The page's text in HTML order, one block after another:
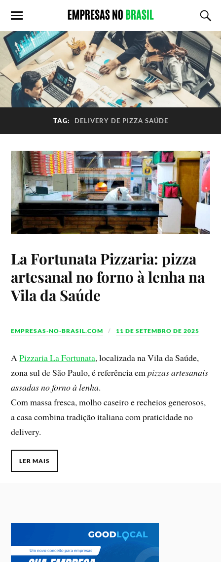
TAG: DELIVERY DE PIZZA SAÚDE
La Fortunata Pizzaria: pizza
artesanal no forno à lenha na
Vila da Saúde
EMPRESAS-NO-BRASIL.COM 11 DE SETEMBRO DE 2025
APizzaria La Fortunata, localizada na Vila da Saúde,
zona sul de São Paulo, é referência empizzas artesanais
assadas no forno à lenha.
Com massa fresca, molho caseiro e recheios generosos,
a casa combina tradição italiana com praticidade no
delivery.
LER MAIS